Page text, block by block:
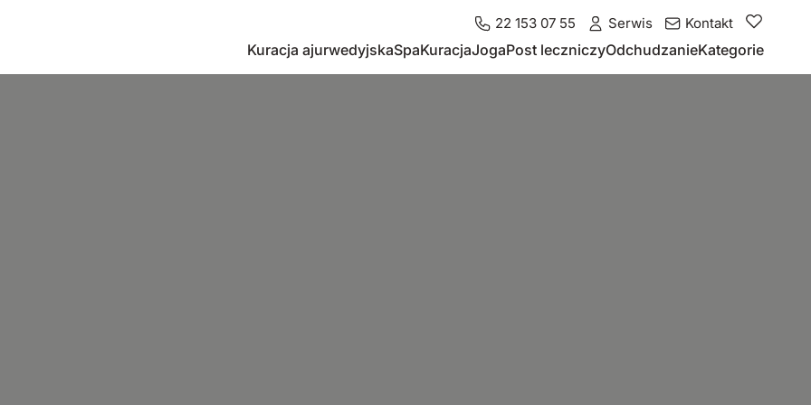
22 153 07 55 Serwis Kontakt
Kuracja ajurwedyjskaSpaKuracjaJogaPost leczniczyOdchudzanieKategorie